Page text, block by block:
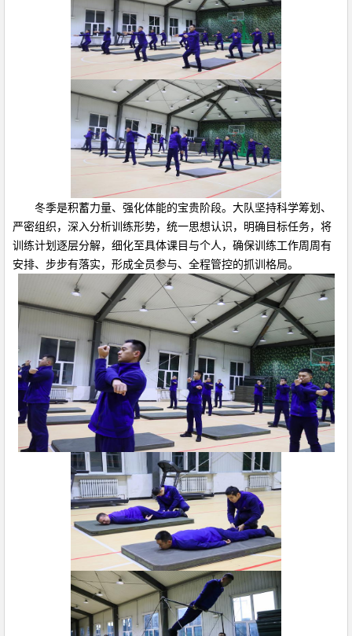
冬季是积蓄力量、强化体能的宝贵阶段。大队坚持科学筹划、
严密组织，深入分析训练形势，统一思想认识，明确目标任务，将
训练计划逐层分解，细化至具体课目与个人，确保训练工作周周有
安排、步步有落实，形成全员参与、全程管控的抓训格局。